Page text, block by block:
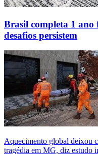
Brasil completa 1
desafios persistem
Aquecimento global deixou
tragédia em MG, diz estudo